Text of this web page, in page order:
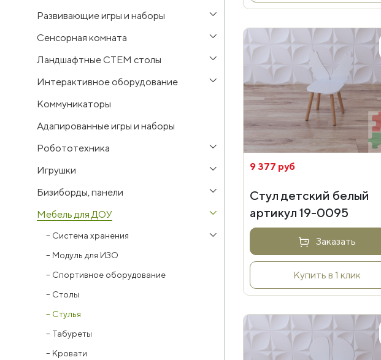
Развивающие игры и наборы
Сенсорная комната
Ландшафтные СТЕМ столы
Интерактивное оборудование
Коммуникаторы
Адапированные игры и наборы
Робототехника
Игрушки
Бизиборды, панели
Мебель для ДОУ
– Система хранения
– Модуль для ИЗО
– Спортивное оборудование
– Столы
– Стулья
– Табуреты
– Кровати
9 377 руб
Стул детский белый
артикул 19-0095
Заказать
Купить в 1 клик